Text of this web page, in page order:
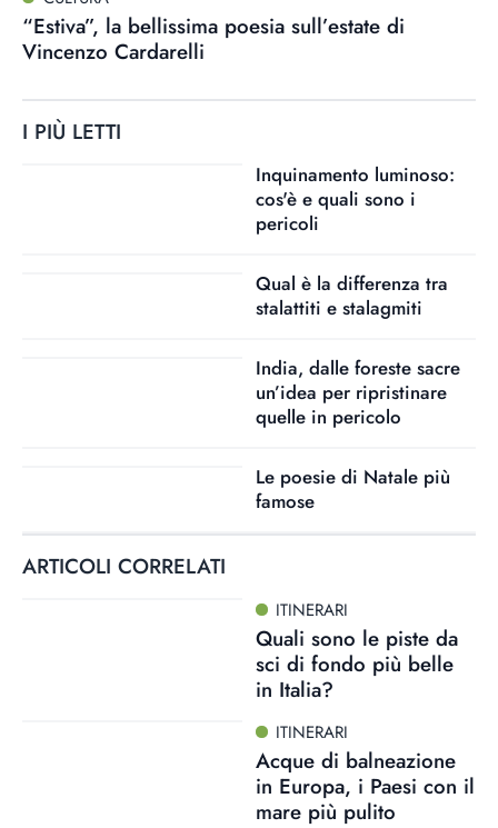
“Estiva”, la bellissima poesia sull’estate di
Vincenzo Cardarelli
I PIÙ LETTI
Inquinamento luminoso:
cos'è e quali sono i
pericoli
Qual è la differenza tra
stalattiti e stalagmiti
India, dalle foreste sacre
un’idea per ripristinare
quelle in pericolo
Le poesie di Natale più
famose
ARTICOLI CORRELATI
ITINERARI
Quali sono le piste da
sci di fondo più belle
in Italia?
ITINERARI
Acque di balneazione
in Europa, i Paesi con il
mare più pulito